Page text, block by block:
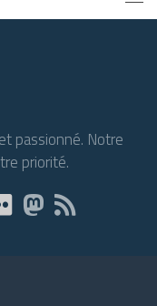
passionné. Notre
priorité.